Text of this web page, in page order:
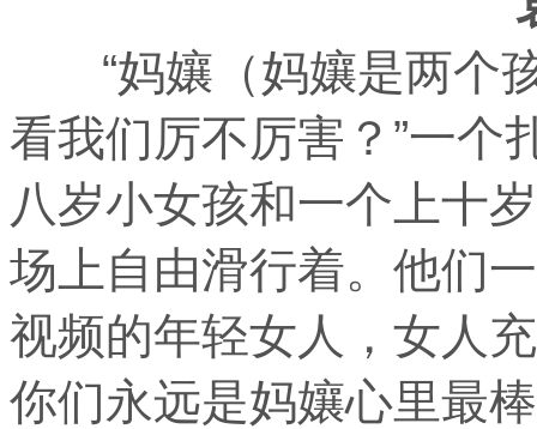
“妈孃（妈孃是两个
看我们厉不厉害？”一个
八岁小女孩和一个上十
场上自由滑行着。他们
视频的年轻女人，女人
你们永远是妈孃心里最